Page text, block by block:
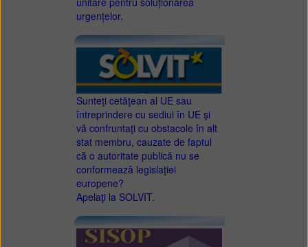
urgențelor.
Sunteţi cetăţean al UE sau
întreprindere cu sediul în UE şi
vă confruntaţi cu obstacole în alt
stat membru, cauzate de faptul
că o autoritate publică nu se
conformează legislaţiei
europene?
Apelaţi la SOLVIT.